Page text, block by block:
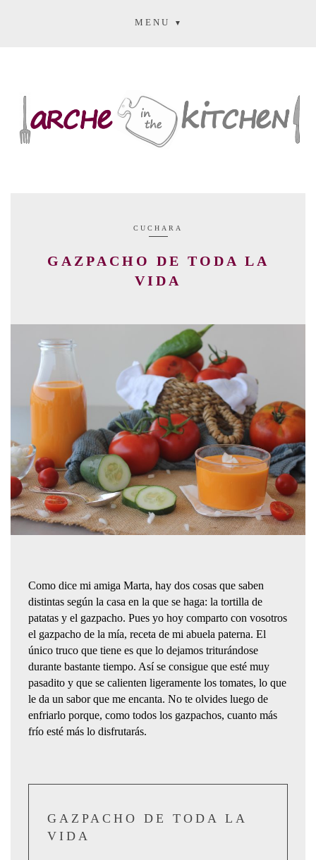
MENU
CUCHARA
GAZPACHO DE TODA LA
VIDA
Como dice mi amiga Marta, hay dos cosas que saben
distintas según la casa en la que se haga: la tortilla de
patatas y el gazpacho. Pues yo hoy comparto con vosotros
el gazpacho de la mía, receta de mi abuela paterna. El
único truco que tiene es que lo dejamos triturándose
durante bastante tiempo. Así se consigue que esté muy
pasadito y que se calienten ligeramente los tomates, lo que
le da un sabor que me encanta. No te olvides luego de
enfriarlo porque, como todos los gazpachos, cuanto más
frío esté más lo disfrutarás.
GAZPACHO DE TODA LA
VIDA